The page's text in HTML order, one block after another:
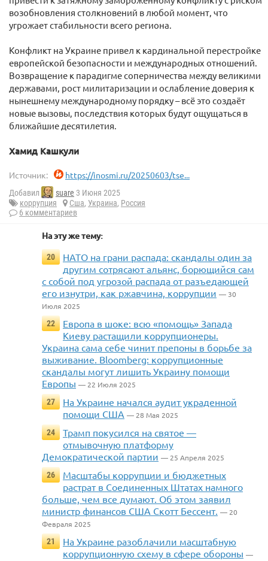
возобновления столкновений в любой момент, что
угрожает стабильности всего региона.
Конфликт на Украине привел к кардинальной перестройке
европейской безопасности и международных отношений.
Возвращение к парадигме соперничества между великими
державами, рост милитаризации и ослабление доверия к
нынешнему международному порядку – всё это создаёт
новые вызовы, последствия которых будут ощущаться в
ближайшие десятилетия.
Хамид Кашкули
Источник: https://inosmi.ru/20250603/tse...
Добавил suare 3 Июня 2025
коррупция
Сша, Украина, Россия
6 комментариев
На эту же тему:
20
НАТО на грани распада: скандалы один за
другим сотрясают альянс, борющийся сам
с собой под угрозой распада от разъедающей
его изнутри, как ржавчина, коррупции — 30
Июля 2025
22
Европа в шоке: всю «помощь» Запада
Киеву растащили коррупционеры.
Украина сама себе чинит препоны в борьбе за
выживание. Bloomberg: коррупционные
скандалы могут лишить Украину помощи
Европы — 22 Июля 2025
27
На Украине начался аудит украденной
помощи США — 28 Мая 2025
24
Трамп покусился на святое —
отмывочную платформу
Демократической партии — 25 Апреля 2025
26
Масштабы коррупции и бюджетных
растрат в Соединенных Штатах намного
больше, чем все думают. Об этом заявил
министр финансов США Скотт Бессент. — 20
Февраля 2025
21
На Украине разоблачили масштабную
коррупционную схему в сфере обороны —